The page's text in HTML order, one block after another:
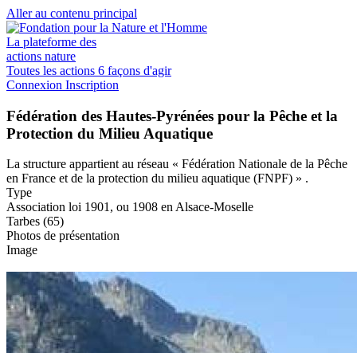
Aller au contenu principal
La plateforme des
actions nature
Toutes les actions 6 façons d'agir
Connexion Inscription
Fédération des Hautes-Pyrénées pour la Pêche et la
Protection du Milieu Aquatique
La structure appartient au réseau « Fédération Nationale de la Pêche
en France et de la protection du milieu aquatique (FNPF) » .
Type
Association loi 1901, ou 1908 en Alsace-Moselle
Tarbes (65)
Photos de présentation
Image